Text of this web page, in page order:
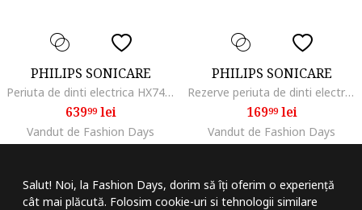
Salut! Noi, la Fashion Days, dorim să îți oferim o experiență
cât mai plăcută. Folosim cookie-uri si tehnologii similare
PHILIPS SONICARE
Periuta de dinti electrica HX7400/06, 62.000 miscari/minut, autonomie 21 zile, 2 moduri de periere, 3 intensitati, senzor presiune luminos, functia BrushSync, capat de periere Sensitive, toc transport, alb
63999lei
Vandut de Fashion Days
PHILIPS SONICARE
Rezerve periuta de dinti electrica W Optimal White HX6064/10, 4 buc, standard, Alb
16999lei
Vandut de Fashion Days
Micsoreaza